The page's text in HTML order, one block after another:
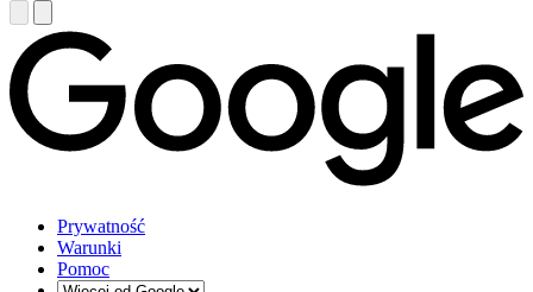
Prywatność
Warunki
Pomoc